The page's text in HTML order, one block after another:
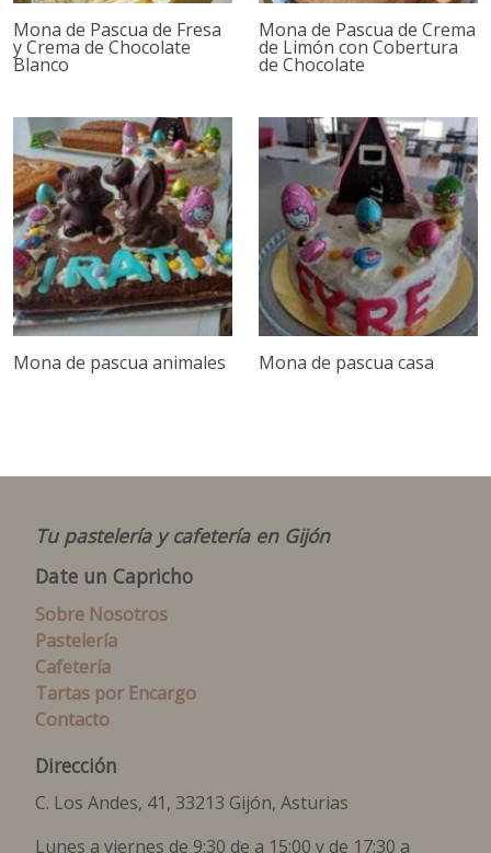
Mona de Pascua de Fresa
y Crema de Chocolate
Blanco
Mona de Pascua de Crema
de Limón con Cobertura
de Chocolate
Mona de pascua animales Mona de pascua casa
Tu pastelería y cafetería en Gijón
Date un Capricho
Sobre Nosotros
Pastelería
Cafetería
Tartas por Encargo
Contacto
Dirección
C. Los Andes, 41, 33213 Gijón, Asturias
Lunes a viernes de 9:30 de a 15:00 y de 17:30 a